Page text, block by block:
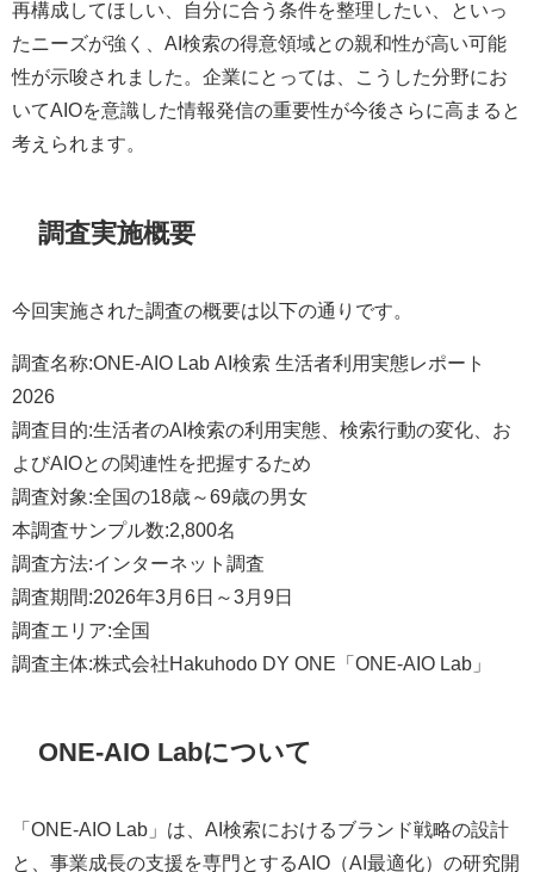
再構成してほしい、自分に合う条件を整理したい、といっ
たニーズが強く、AI検索の得意領域との親和性が高い可能
性が示唆されました。企業にとっては、こうした分野にお
いてAIOを意識した情報発信の重要性が今後さらに高まると
考えられます。
調査実施概要
今回実施された調査の概要は以下の通りです。
調査名称:ONE-AIO Lab AI検索 生活者利用実態レポート
2026
調査目的:生活者のAI検索の利用実態、検索行動の変化、お
よびAIOとの関連性を把握するため
調査対象:全国の18歳～69歳の男女
本調査サンプル数:2,800名
調査方法:インターネット調査
調査期間:2026年3月6日～3月9日
調査エリア:全国
調査主体:株式会社Hakuhodo DY ONE「ONE-AIO Lab」
ONE-AIO Labについて
「ONE-AIO Lab」は、AI検索におけるブランド戦略の設計
と、事業成長の支援を専門とするAIO（AI最適化）の研究開